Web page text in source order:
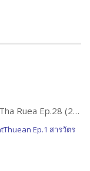
Butsa Sa Tha Ruea Ep.28 (2 of 2) บุษบาท่าเรือ